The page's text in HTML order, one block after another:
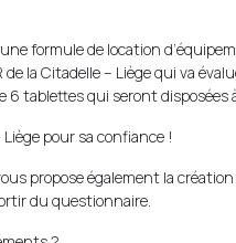
formule de location
de la Citadelle – Liège qui va
6 tablettes qui seront
pour sa confiance !
propose également la
du questionnaire.